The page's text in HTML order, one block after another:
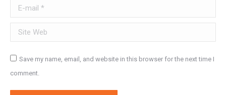
E-mail *
Site Web
Save my name, email, and website in this browser for the next time I
comment.